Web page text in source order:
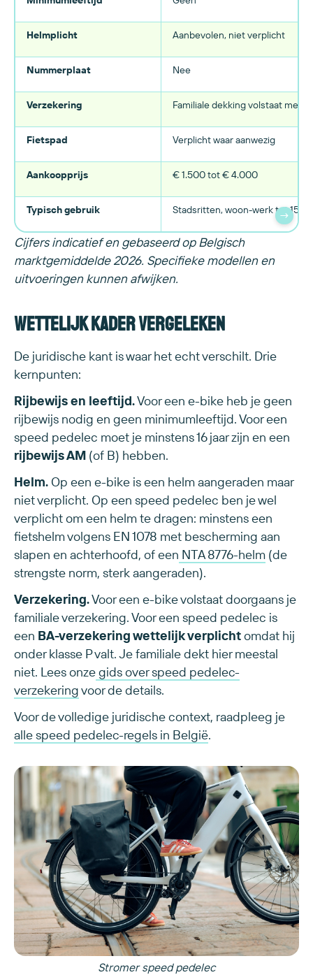
Helmplicht Aanbevolen, niet verplicht
Nummerplaat Nee
Verzekering Familiale dekking volstaat
Fietspad Verplicht waar aanwezig
Aankoopprijs € 1.500 tot € 4.000
Typisch gebruik Stadsritten, woon-werk tot 15
→
Cijfers indicatief en gebaseerd op Belgisch
marktgemiddelde 2026. Specifieke modellen en
uitvoeringen kunnen afwijken.
Wettelijk kader vergeleken
De juridische kant is waar het echt verschilt. Drie
kernpunten:
Rijbewijs en leeftijd.Voor een e-bike heb je geen
rijbewijs nodig en geen minimumleeftijd. Voor een
speed pedelec moet je minstens 16 jaar zijn en een
rijbewijs AM (of B) hebben.
Helm. Op een e-bike is een helm aangeraden maar
niet verplicht. Op een speed pedelec ben je wel
verplicht om een helm te dragen: minstens een
fietshelm volgens EN 1078 met bescherming aan
slapen en achterhoofd, of een NTA 8776-helm (de
strengste norm, sterk aangeraden).
Verzekering.Voor een e-bike volstaat doorgaans je
familiale verzekering. Voor een speed pedelec is
een BA-verzekering wettelijk verplichtomdat hij
onder klasse P valt. Je familiale dekt hier meestal
niet. Lees onzegids over speed pedelec-
verzekeringvoor de details.
Voor de volledige juridische context, raadpleeg je
alle speed pedelec-regels in België.
Stromer speed pedelec